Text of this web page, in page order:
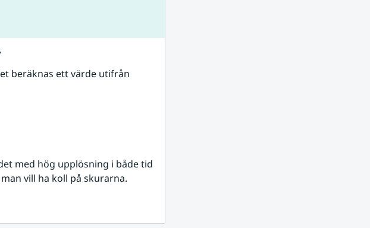
beräknas ett värde utifrån
med hög upplösning i både tid
vill ha koll på skurarna.